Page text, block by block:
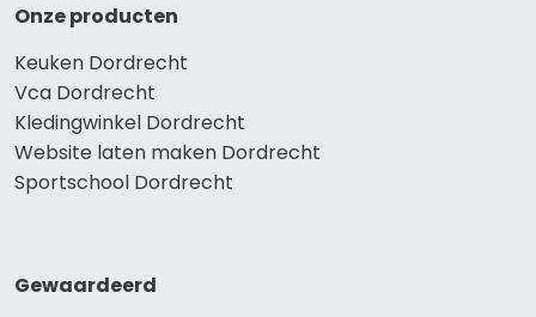
Onze producten
Keuken Dordrecht
Vca Dordrecht
Kledingwinkel Dordrecht
Website laten maken Dordrecht
Sportschool Dordrecht
Gewaardeerd